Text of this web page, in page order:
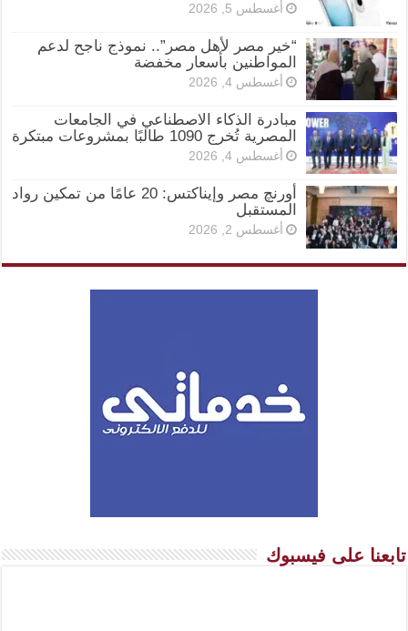
أغسطس 5, 2026
“خير مصر لأهل مصر”.. نموذج ناجح لدعم
المواطنين بأسعار مخفضة
أغسطس 4, 2026
مبادرة الذكاء الاصطناعي في الجامعات
المصرية تُخرج 1090 طالبًا بمشروعات مبتكرة
أغسطس 4, 2026
أورنچ مصر وإيناكتس: 20 عامًا من تمكين رواد
المستقبل
أغسطس 2, 2026
تابعنا على فيسبوك